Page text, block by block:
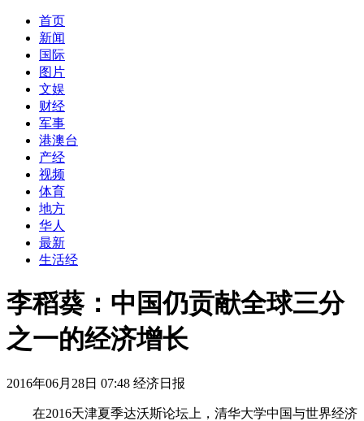
首页
新闻
国际
图片
文娱
财经
军事
港澳台
产经
视频
体育
地方
华人
最新
生活经
李稻葵：中国仍贡献全球三分
之一的经济增长
2016年06月28日 07:48 经济日报
在2016天津夏季达沃斯论坛上，清华大学中国与世界经济